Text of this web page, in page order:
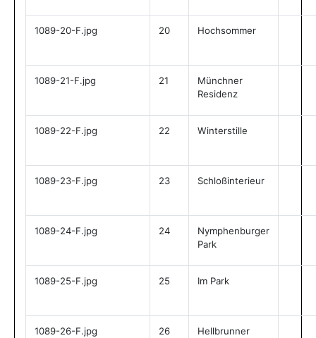
1089-20-F.jpg 20 Hochsommer
1089-21-F.jpg 21
Münchner
Residenz
1089-22-F.jpg 22 Winterstille
1089-23-F.jpg 23 Schloßinterieur
1089-24-F.jpg 24
Nymphenburger
Park
1089-25-F.jpg 25 Im Park
1089-26-F.jpg 26
Hellbrunner